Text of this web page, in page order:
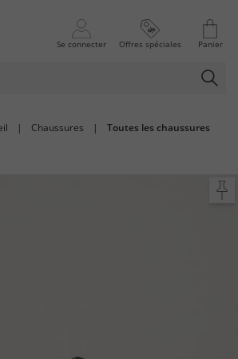
Se connecter Offres spéciales Panier
| Chaussures | Toutes les chaussures